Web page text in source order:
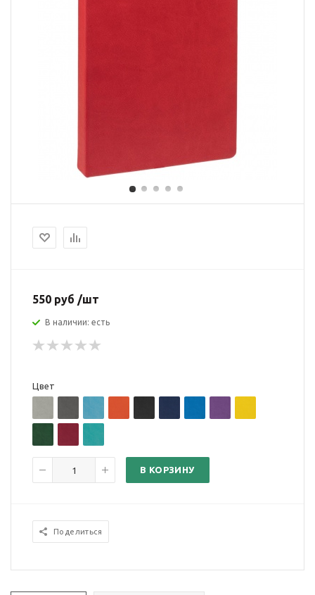
550 руб /шт
В наличии: есть
Цвет
В КОРЗИНУ
Поделиться